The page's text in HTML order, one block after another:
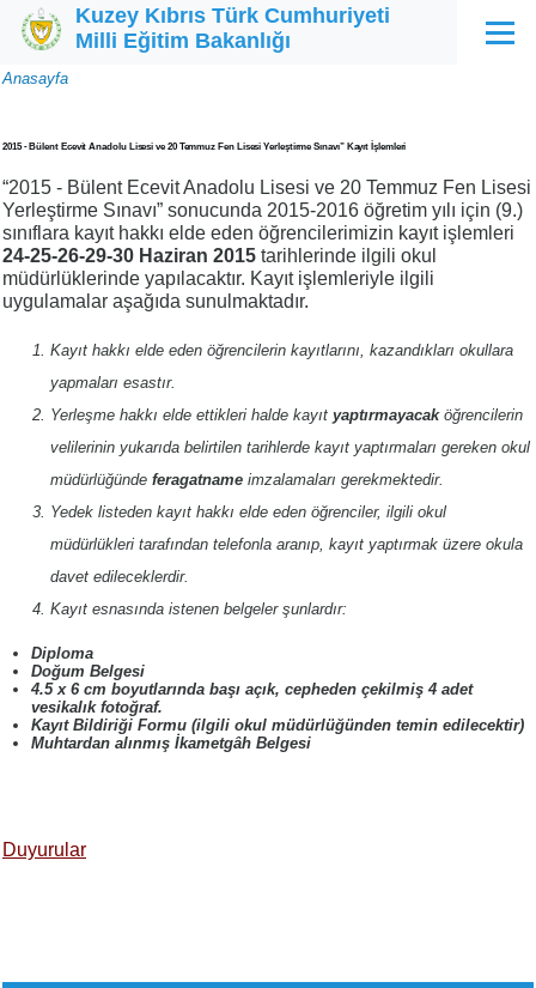
Ana içeriğe atla
Kuzey Kıbrıs Türk Cumhuriyeti
Milli Eğitim Bakanlığı
Menü
Sayfa
Anasayfa
2015 - Bülent Ecevit Anadolu Lisesi ve 20 Temmuz Fen Lisesi Yerleştirme Sınavı” Kayıt İşlemleri
“2015 - Bülent Ecevit Anadolu Lisesi ve 20 Temmuz Fen Lisesi
Yerleştirme Sınavı” sonucunda 2015-2016 öğretim yılı için (9.)
sınıflara kayıt hakkı elde eden öğrencilerimizin kayıt işlemleri
24-25-26-29-30 Haziran 2015 tarihlerinde ilgili okul
müdürlüklerinde yapılacaktır. Kayıt işlemleriyle ilgili
uygulamalar aşağıda sunulmaktadır.
Kayıt hakkı elde eden öğrencilerin kayıtlarını, kazandıkları okullara
yapmaları esastır.
Yerleşme hakkı elde ettikleri halde kayıt yaptırmayacaköğrencilerin
velilerinin yukarıda belirtilen tarihlerde kayıt yaptırmaları gereken okul
müdürlüğünde feragatname imzalamaları gerekmektedir.
Yedek listeden kayıt hakkı elde eden öğrenciler, ilgili okul
müdürlükleri tarafından telefonla aranıp, kayıt yaptırmak üzere okula
davet edileceklerdir.
Kayıt esnasında istenen belgeler şunlardır:
Diploma
Doğum Belgesi
4.5 x 6 cm boyutlarında başı açık, cepheden çekilmiş 4 adet
vesikalık fotoğraf.
Kayıt Bildiriği Formu (ilgili okul müdürlüğünden temin edilecektir)
Muhtardan alınmış İkametgâh Belgesi
Duyurular